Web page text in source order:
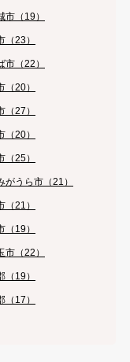
市（19）
（23）
市（22）
（20）
（27）
（20）
（25）
がうら市（21）
（21）
（19）
市（22）
（19）
（17）